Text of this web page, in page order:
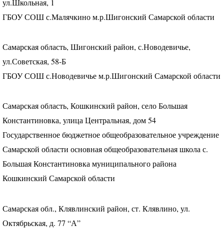
ул.Школьная, 1
ГБОУСОШс.Малячкино м.р.Шигонский Самарской области
Самарская область, Шигонский район, с.Новодевичье,
ул.Советская, 58-Б
ГБОУСОШс.Новодевичье м.р.Шигонский Самарской области
Самарская область, Кошкинский район, село Большая
Константиновка, улица Центральная, дом 54
Государственное бюджетное общеобразовательное учреждение
Самарской области основная общеобразовательная школа с.
Большая Константиновка муниципального района
Кошкинский Самарской области
Самарская обл., Клявлинский район, ст. Клявлино, ул.
Октябрьская, д. 77 “А”